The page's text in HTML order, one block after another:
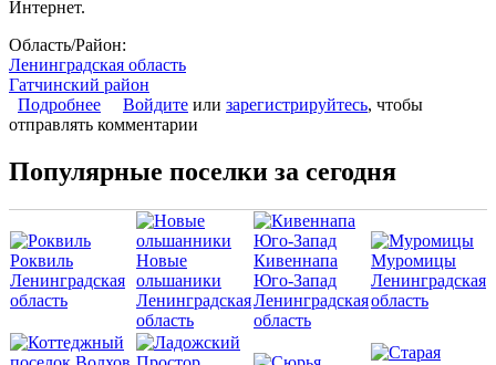
Интернет.
Область/Район:
Ленинградская область
Гатчинский район
Подробнее о Коттеджный поселок «Прибытково»
Войдите или зарегистрируйтесь, чтобы
отправлять комментарии
Популярные поселки за сегодня
Роквиль
Ленинградская
область
Новые
ольшаники
Ленинградская
область
Кивеннапа
Юго-Запад
Ленинградская
область
Муромицы
Ленинградская
область